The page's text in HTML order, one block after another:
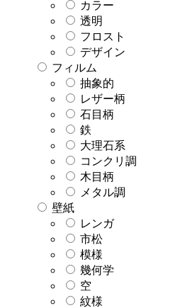
カラー
透明
フロスト
デザイン
フィルム
抽象的
レザー柄
石目柄
鉄
大理石系
コンクリ調
木目柄
メタル調
壁紙
レンガ
市松
模様
幾何学
空
紋様